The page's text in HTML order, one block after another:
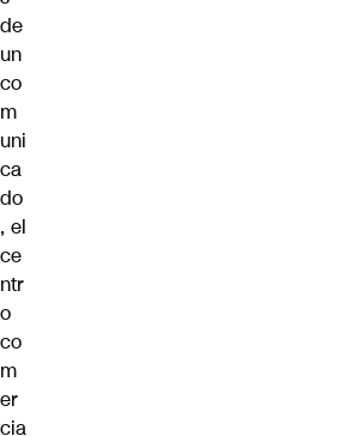
de
un
co
m
uni
ca
do
, el
ce
ntr
o
co
m
er
cia